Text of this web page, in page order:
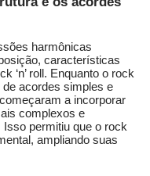
harmônicas
características
‘n’ roll. Enquanto o rock
acordes simples e
a incorporar
complexos e
permitiu que o rock
ampliando suas